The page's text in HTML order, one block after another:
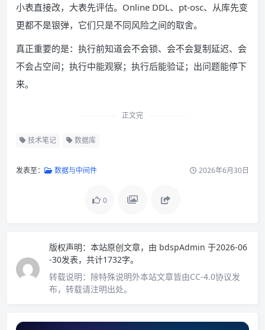
小表直接改，大表先评估。Online DDL、pt-osc、从库先变
更都不是银弹，它们只是不同风险之间的取舍。
真正重要的是：执行前知道会不会锁、会不会复制延迟、会
不会占空间；执行中能观察；执行后能验证；出问题能停下
来。
正文完
技术笔记 数据库
发表至： 数据与中间件 2026年6月30日
0
版权声明： 本站原创文章，由 bdspAdmin 于2026-06
-30发表，共计1732字。
转载说明： 除特殊说明外本站文章皆由CC-4.0协议发
布，转载请注明出处。